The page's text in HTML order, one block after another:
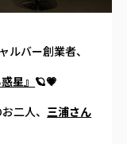
ルバー創業者、
星』 🪐💗
二人、 三浦さん